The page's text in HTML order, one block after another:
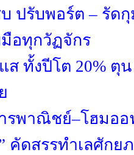
ปรับพอร์ต – รัด
มือทุกวัฏจักร
ส ทั้งปีโต 20% ตุ
รพาณิชย์–โฮมออ
คัดสรรทำเลศักย